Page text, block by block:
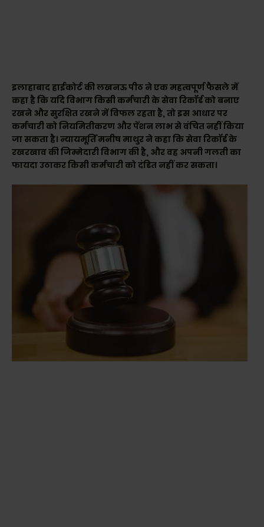
इलाहाबाद हाईकोर्ट की लखनऊ पीठ ने एक महत्वपूर्ण फैसले में
कहा है कि यदि विभाग किसी कर्मचारी के सेवा रिकॉर्ड को बनाए
रखने और सुरक्षित रखने में विफल रहता है, तो इस आधार पर
कर्मचारी को नियमितीकरण और पेंशन लाभ से वंचित नहीं किया
जा सकता है। न्यायमूर्ति मनीष माथुर ने कहा कि सेवा रिकॉर्ड के
रखरखाव की जिम्मेदारी विभाग की है, और वह अपनी गलती का
फायदा उठाकर किसी कर्मचारी को दंडित नहीं कर सकता।